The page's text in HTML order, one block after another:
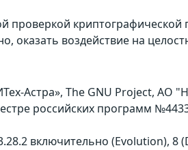
криптографической
оказать воздействие на
Астра», The GNU Project, АО
российских программ
включительно (Evolution),